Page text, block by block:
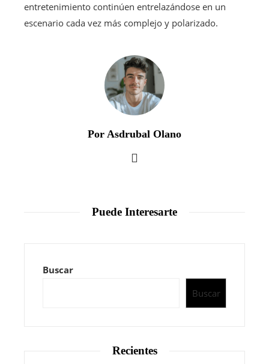
entretenimiento continúen entrelazándose en un
escenario cada vez más complejo y polarizado.
Por Asdrubal Olano
Puede Interesarte
Buscar
Buscar
Recientes